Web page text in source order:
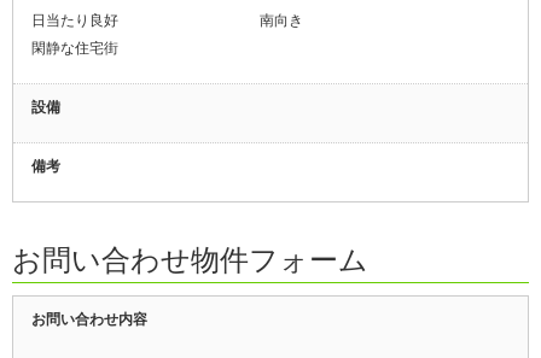
日当たり良好
南向き
閑静な住宅街
設備
備考
お問い合わせ物件フォーム
お問い合わせ内容